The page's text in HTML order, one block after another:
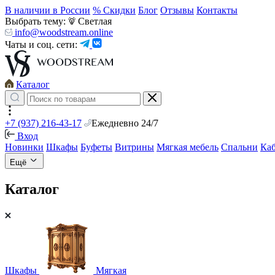
В наличии в России % Скидки Блог Отзывы Контакты
Выбрать тему:
Светлая
info@woodstream.online
Чаты и соц. сети:
Каталог
+7 (937) 216-43-17
Ежедневно 24/7
Вход
Новинки Шкафы Буфеты Витрины Мягкая мебель Спальни
Ещё
Каталог
Шкафы Мягкая